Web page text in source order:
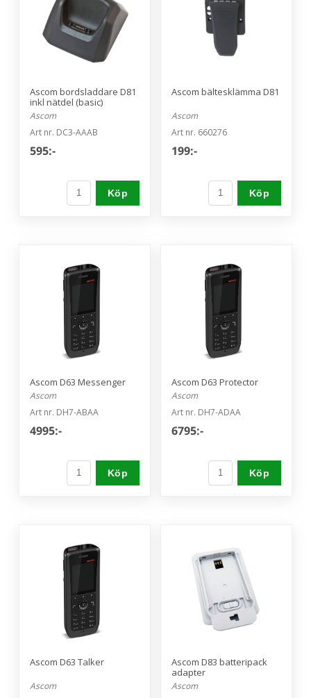
Ascom bordsladdare D81
inkl nätdel (basic)
Ascom
Art nr. DC3-AAAB
595:-
Köp
Ascom bältesklämma D81
Ascom
Art nr. 660276
199:-
Köp
Ascom D63 Messenger
Ascom
Art nr. DH7-ABAA
4995:-
Köp
Ascom D63 Protector
Ascom
Art nr. DH7-ADAA
6795:-
Köp
Ascom D63 Talker
Ascom
Ascom D83 batteripack
adapter
Ascom